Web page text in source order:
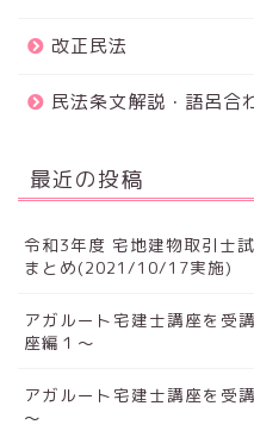
改正民法
民法条文解説・語呂合
最近の投稿
令和3年度 宅地建物取引士
まとめ(2021/10/17実施)
アガルート宅建士講座を受
座編１～
アガルート宅建士講座を受
～